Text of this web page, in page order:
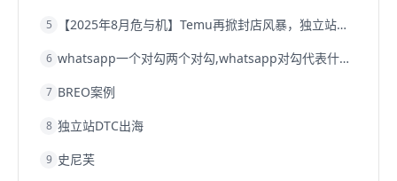
5 【2025年8月危与机】Temu再掀封店风暴，独立站才是跨境卖家的避险通道
6 whatsapp一个对勾两个对勾,whatsapp对勾代表什么意思
7 BREO案例
8 独立站DTC出海
9 史尼芙